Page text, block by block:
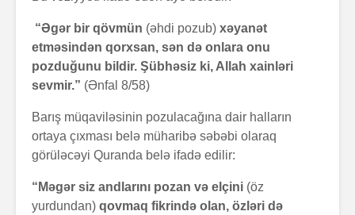
“Əgər bir qövmün (əhdi pozub) xəyanət
etməsindən qorxsan, sən də onlara onu
pozduğunu bildir. Şübhəsiz ki, Allah xainləri
sevmir.” (Ənfal 8/58)
Barış müqaviləsinin pozulacağına dair halların
ortaya çıxması belə müharibə səbəbi olaraq
görüləcəyi Quranda belə ifadə edilir:
“Məgər siz andlarını pozan və elçini (öz
yurdundan) qovmaq fikrində olan, özləri də